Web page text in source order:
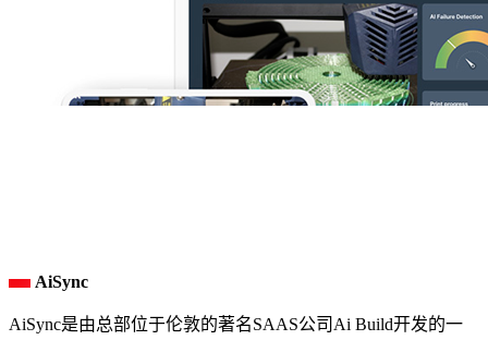
AiSync
AiSync是由总部位于伦敦的著名SAAS公司Ai Build开发的一